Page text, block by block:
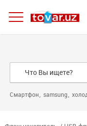
Смартфон samsung